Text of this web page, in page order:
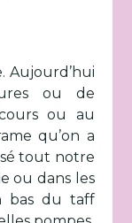
Aujourd’hui
ou de
ou au
qu’on a
tout notre
ou dans les
bas du taff